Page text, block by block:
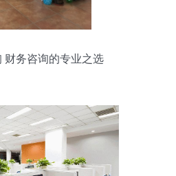
财务咨询的专业之选